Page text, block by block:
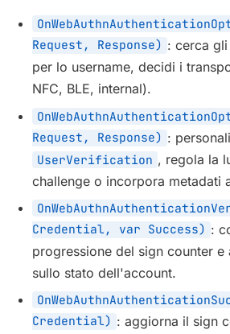
Request, Response) : cerca
per lo username, decidi i
NFC, BLE, internal).
Request, Response) :
UserVerification , regola la
challenge o incorpora metadati
Credential, var Success) :
progressione del sign counter
sullo stato dell'account.
Credential) : aggiorna il sign